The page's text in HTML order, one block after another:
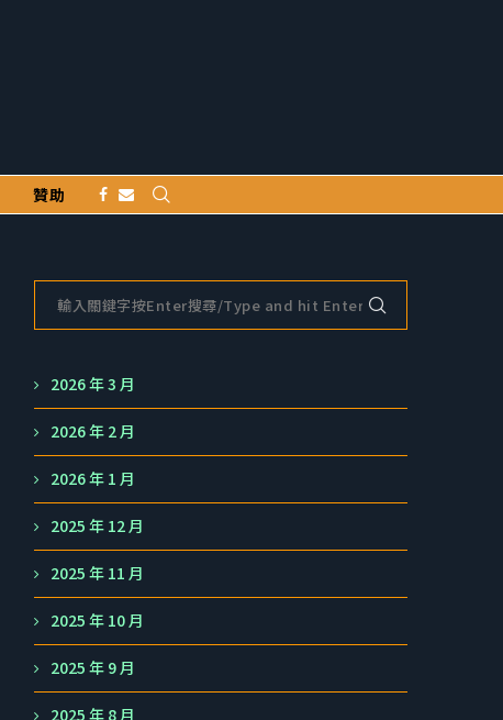
贊助
2026 年 3 月
2026 年 2 月
2026 年 1 月
2025 年 12 月
2025 年 11 月
2025 年 10 月
2025 年 9 月
2025 年 8 月